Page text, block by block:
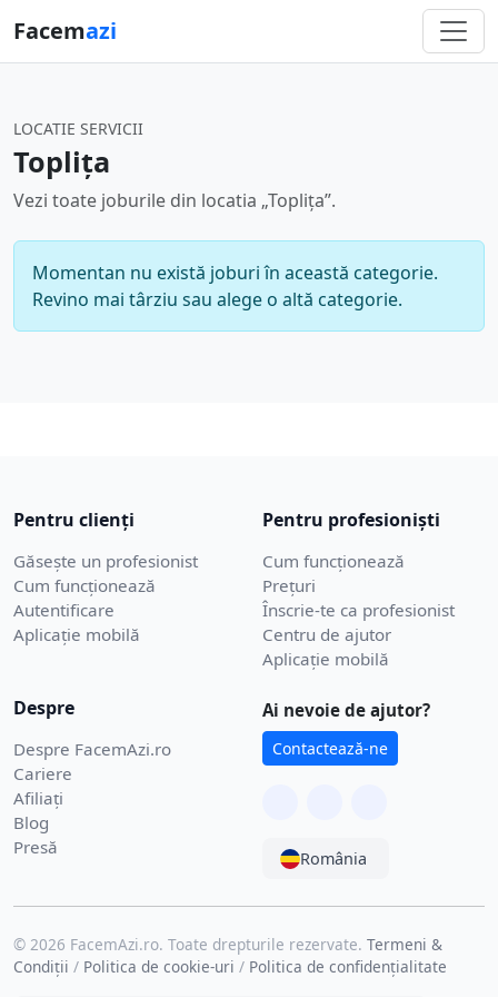
Facemazi
LOCATIE SERVICII
Toplița
Vezi toate joburile din locatia „Toplița”.
Momentan nu există joburi în această categorie.
Revino mai târziu sau alege o altă categorie.
Pentru clienți
Găsește un profesionist
Cum funcționează
Autentificare
Aplicație mobilă
Pentru profesioniști
Cum funcționează
Prețuri
Înscrie-te ca profesionist
Centru de ajutor
Aplicație mobilă
Despre
Despre FacemAzi.ro
Cariere
Afiliați
Blog
Presă
Ai nevoie de ajutor?
Contactează-ne
România
© 2026 FacemAzi.ro. Toate drepturile rezervate. Termeni &
Condiții / Politica de cookie-uri / Politica de confidențialitate